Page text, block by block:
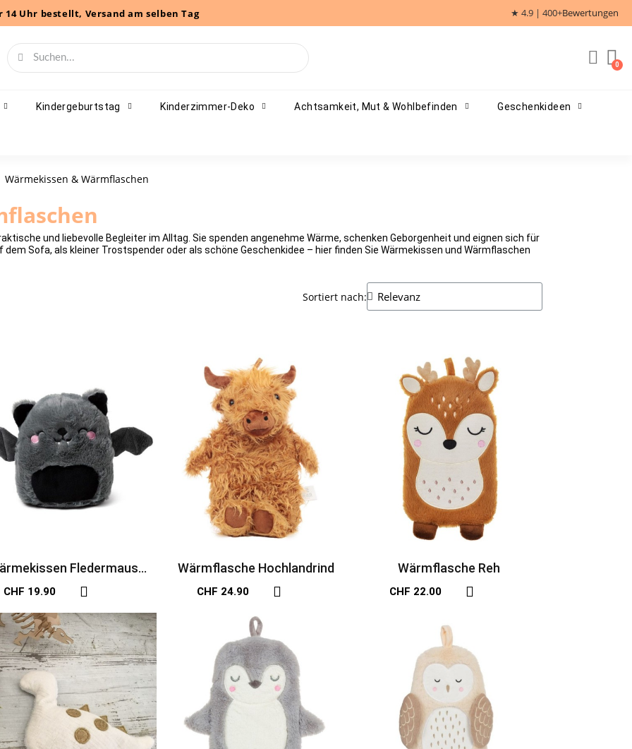
14 Uhr bestellt, Versand am selben Tag ★ 4.9 | 400+Bewertungen
Kindergeburtstag Kinderzimmer-Deko Achtsamkeit, Mut & Wohlbefinden Geschenkideen
Wärmekissen & Wärmflaschen
und liebevolle Begleiter im Alltag. Sie spenden angenehme Wärme, schenken Geborgenheit und eignen sich für
Sofa, als kleiner Trostspender oder als schöne Geschenkidee – hier finden Sie Wärmekissen und Wärmflaschen
Sortiert nach:
Fledermaus
Snuggables
CHF 19.90
Wärmflasche Hochlandrind
CHF 24.90
Wärmflasche Reh
CHF 22.00